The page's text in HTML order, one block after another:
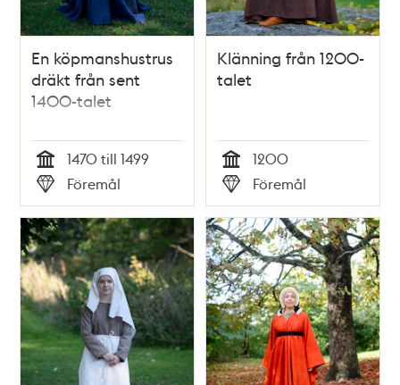
En köpmanshustrus
dräkt från sent
1400-talet
Tid
1470 till 1499
Typ
Föremål
Klänning från 1200-
talet
Tid
1200
Typ
Föremål